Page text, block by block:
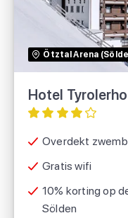
Ötztal Arena
Hotel
Overdekt
Gratis wifi
10% korting op
Sölden